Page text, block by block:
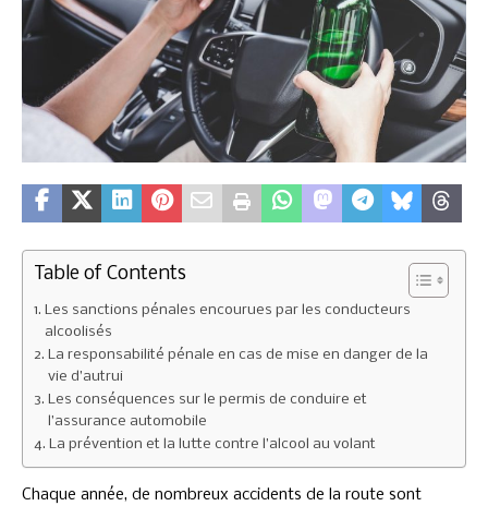
Table of Contents
Les sanctions pénales encourues par les conducteurs
alcoolisés
La responsabilité pénale en cas de mise en danger de la
vie d’autrui
Les conséquences sur le permis de conduire et
l’assurance automobile
La prévention et la lutte contre l’alcool au volant
Chaque année, de nombreux accidents de la route sont